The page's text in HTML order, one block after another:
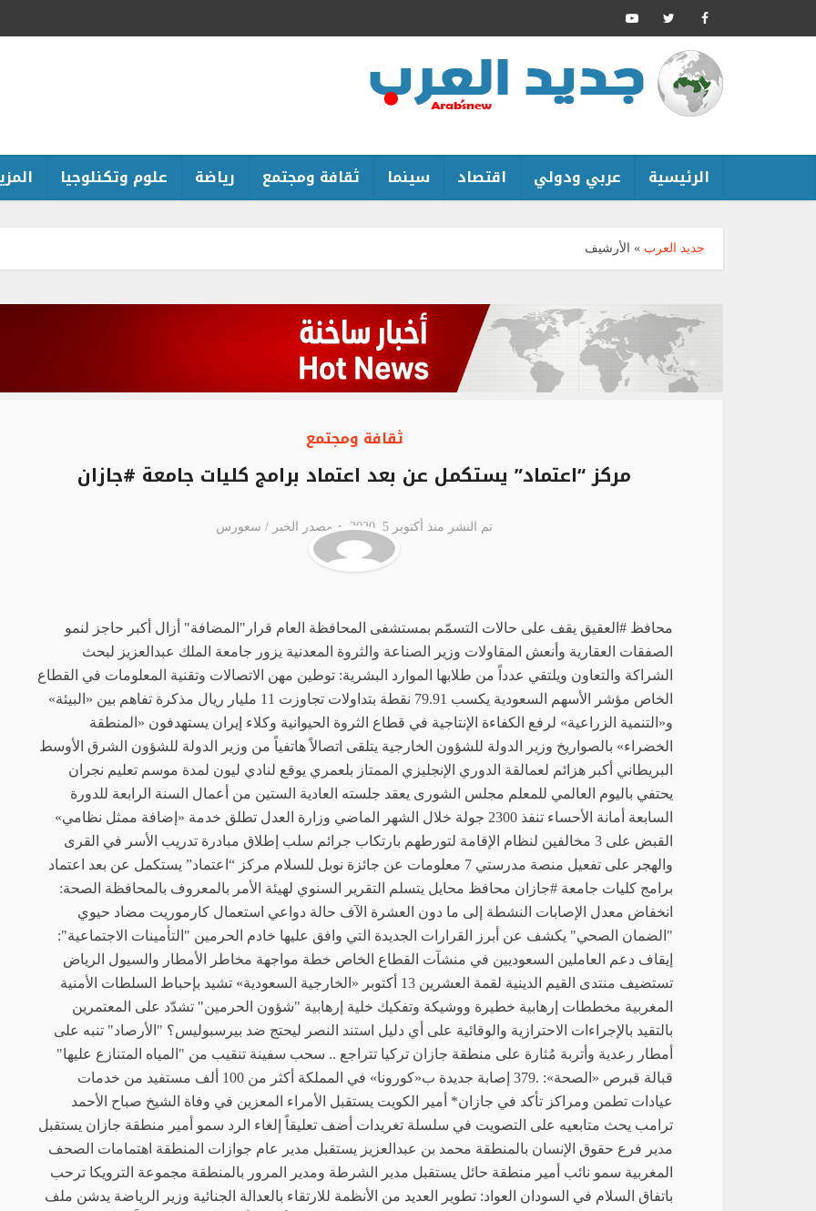
الرئيسية عربي ودولي اقتصاد سينما ثقافة ومجتمع رياضة علوم وتكنلوجيا
جديد العرب » الأرشيف
ثقافة ومجتمع
مركز “اعتماد” يستكمل عن بعد اعتماد برامج كليات جامعة #جازان
تم النشر منذ أكتوبر 5, 2020 مصدر الخبر / سعورس
محافظ #العقيق يقف على حالات التسمّم بمستشفى المحافظة العام قرار"المضافة" أزال أكبر حاجز لنمو
الصفقات العقارية وأنعش المقاولات وزير الصناعة والثروة المعدنية يزور جامعة الملك عبدالعزيز لبحث
الشراكة والتعاون ويلتقي عدداً من طلابها الموارد البشرية: توطين مهن الاتصالات وتقنية المعلومات في القطاع
الخاص مؤشر الأسهم السعودية يكسب 79.91 نقطة بتداولات تجاوزت 11 مليار ريال مذكرة تفاهم بين «البيئة»
و«التنمية الزراعية» لرفع الكفاءة الإنتاجية في قطاع الثروة الحيوانية وكلاء إيران يستهدفون «المنطقة
الخضراء» بالصواريخ وزير الدولة للشؤون الخارجية يتلقى اتصالاً هاتفياً من وزير الدولة للشؤون الشرق الأوسط
البريطاني أكبر هزائم لعمالقة الدوري الإنجليزي الممتاز بلعمري يوقع لنادي ليون لمدة موسم تعليم نجران
يحتفي باليوم العالمي للمعلم مجلس الشورى يعقد جلسته العادية الستين من أعمال السنة الرابعة للدورة
السابعة أمانة الأحساء تنفذ 2300 جولة خلال الشهر الماضي وزارة العدل تطلق خدمة «إضافة ممثل نظامي»
القبض على 3 مخالفين لنظام الإقامة لتورطهم بارتكاب جرائم سلب إطلاق مبادرة تدريب الأسر في القرى
والهجر على تفعيل منصة مدرستي 7 معلومات عن جائزة نوبل للسلام مركز “اعتماد” يستكمل عن بعد اعتماد
برامج كليات جامعة #جازان محافظ محايل يتسلم التقرير السنوي لهيئة الأمر بالمعروف بالمحافظة الصحة:
انخفاض معدل الإصابات النشطة إلى ما دون العشرة الآف حالة دواعي استعمال كارموريت مضاد حيوي
"الضمان الصحي" يكشف عن أبرز القرارات الجديدة التي وافق عليها خادم الحرمين "التأمينات الاجتماعية":
إيقاف دعم العاملين السعوديين في منشآت القطاع الخاص خطة مواجهة مخاطر الأمطار والسيول الرياض
تستضيف منتدى القيم الدينية لقمة العشرين 13 أكتوبر «الخارجية السعودية» تشيد بإحباط السلطات الأمنية
المغربية مخططات إرهابية خطيرة ووشيكة وتفكيك خلية إرهابية "شؤون الحرمين" تشدّد على المعتمرين
بالتقيد بالإجراءات الاحترازية والوقائية على أي دليل استند النصر ليحتج ضد بيرسبوليس؟ "الأرصاد" تنبه على
أمطار رعدية وأتربة مُثارة على منطقة جازان تركيا تتراجع .. سحب سفينة تنقيب من "المياه المتنازع عليها"
قبالة قبرص «الصحة»: .379 إصابة جديدة ب«كورونا» في المملكة أكثر من 100 ألف مستفيد من خدمات
عيادات تطمن ومراكز تأكد في جازان* أمير الكويت يستقبل الأمراء المعزين في وفاة الشيخ صباح الأحمد
ترامب يحث متابعيه على التصويت في سلسلة تغريدات أضف تعليقاً إلغاء الرد سمو أمير منطقة جازان يستقبل
مدير فرع حقوق الإنسان بالمنطقة محمد بن عبدالعزيز يستقبل مدير عام جوازات المنطقة اهتمامات الصحف
المغربية سمو نائب أمير منطقة حائل يستقبل مدير الشرطة ومدير المرور بالمنطقة مجموعة الترويكا ترحب
باتفاق السلام في السودان العواد: تطوير العديد من الأنظمة للارتقاء بالعدالة الجنائية وزير الرياضة يدشن ملف